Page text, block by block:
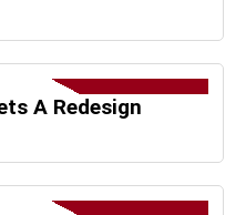
A Redesign